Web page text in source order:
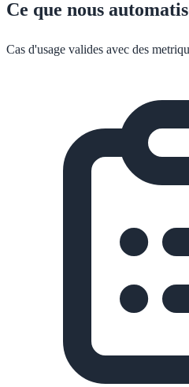
Ce que nous
Cas d'usage valides avec des